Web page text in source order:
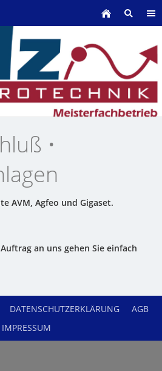
•
AVM, Agfeo und Gigaset.
an uns gehen Sie einfach
DATENSCHUTZERKLÄRUNG
AGB
IMPRESSUM